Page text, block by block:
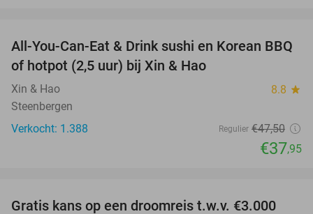
20%
All-You-Can-Eat & Drink sushi en Korean BBQ
of hotpot (2,5 uur) bij Xin & Hao
Xin & Hao 8.8 star
Steenbergen
Verkocht: 1.388
Regulier €47,50
€37,95
Gratis kans op een droomreis t.w.v. €3.000